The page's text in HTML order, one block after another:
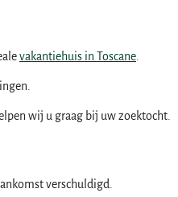
vakantiehuis in Toscane
wij u graag bij uw zoektocht.
verschuldigd.